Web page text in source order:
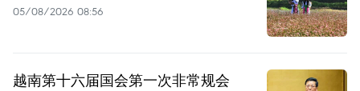
05/08/2026 08:56
越南第十六届国会第一次非常规会